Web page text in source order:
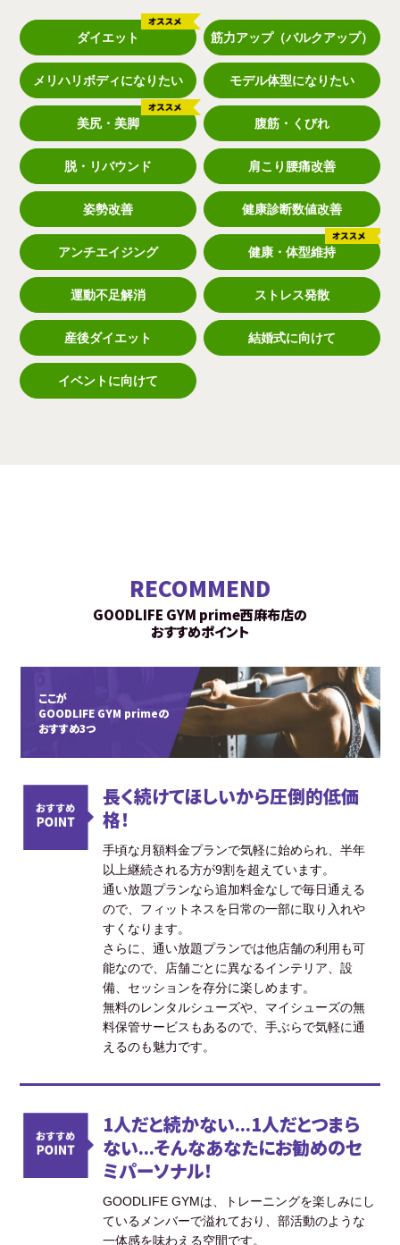
ダイエット 筋力アップ（バルクアップ）
メリハリボディになりたい モデル体型になりたい
美尻・美脚 腹筋・くびれ
脱・リバウンド 肩こり腰痛改善
姿勢改善 健康診断数値改善
アンチエイジング 健康・体型維持
運動不足解消 ストレス発散
産後ダイエット 結婚式に向けて
イベントに向けて
RECOMMEND
GOODLIFE GYM prime西麻布店の
おすすめポイント
ここが
GOODLIFE GYM primeの
おすすめ3つ
長く続けてほしいから圧倒的低価
格！
手頃な月額料金プランで気軽に始められ、半年
以上継続される方が9割を超えています。
通い放題プランなら追加料金なしで毎日通える
ので、フィットネスを日常の一部に取り入れや
すくなります。
さらに、通い放題プランでは他店舗の利用も可
能なので、店舗ごとに異なるインテリア、設
備、セッションを存分に楽しめます。
無料のレンタルシューズや、マイシューズの無
料保管サービスもあるので、手ぶらで気軽に通
えるのも魅力です。
1人だと続かない...1人だとつまら
ない...そんなあなたにお勧めのセ
ミパーソナル！
GOODLIFE GYMは、トレーニングを楽しみにし
ているメンバーで溢れており、部活動のような
一体感を味わえる空間です。